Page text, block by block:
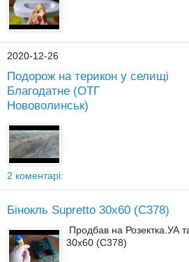
2020-12-26
Подорож на терикон у селищі
Благодатне (ОТГ
Нововолинськ)
2 коментарі:
Бінокль Supretto 30x60 (C378)
Продбав на Розектка.УА
30x60 (C378)